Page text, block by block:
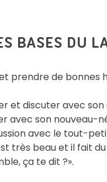
BASES DU
prendre de bonnes
et discuter avec
avec son nouveau-
avec le tout-
très beau et il fait
ça te dit ?».